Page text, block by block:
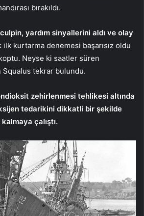
bırakıldı.
yardım sinyallerini aldı ve olay
ilk kurtarma denemesi başarısız oldu
Neyse ki saatler süren
Squalus tekrar bulundu.
zehirlenmesi tehlikesi altında
tedarikini dikkatli bir şekilde
çalıştı.